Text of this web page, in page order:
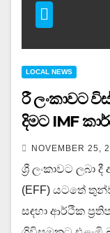
LOCAL NEWS
රී ලංකාවට
දිමට IMF
NOVEMBER 25,
ශ්‍රී ලංකාවට
(EFF) යටතේ
සඳහා ආර්ථික